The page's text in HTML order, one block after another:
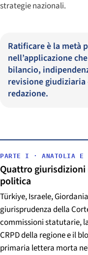
strategie nazionali.
Ratificare è la metà
nell’applicazione
bilancio,
revisione
redazione.
PARTE I · ANATOLIA E
Quattro giurisdizioni
politica
Türkiye, Israele,
giurisprudenza della
commissioni statutarie,
CRPD della regione e il
primaria lettera morta